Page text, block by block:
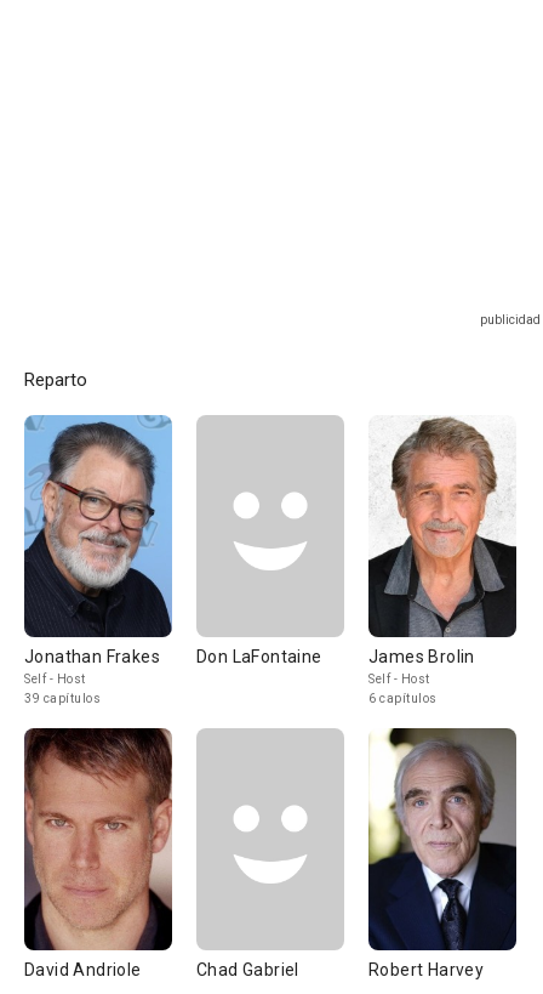
Reparto
Jonathan Frakes
Self - Host
39 capítulos
Don LaFontaine James Brolin
Self - Host
6 capítulos
David Andriole Chad Gabriel Robert Harvey